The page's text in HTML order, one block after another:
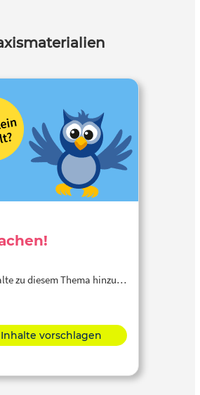
zu diesem Thema hinzu…
Inhalte vorschlagen